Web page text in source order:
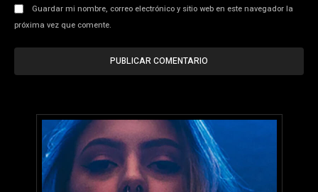
Guardar mi nombre, correo electrónico y sitio web en este navegador la
próxima vez que comente.